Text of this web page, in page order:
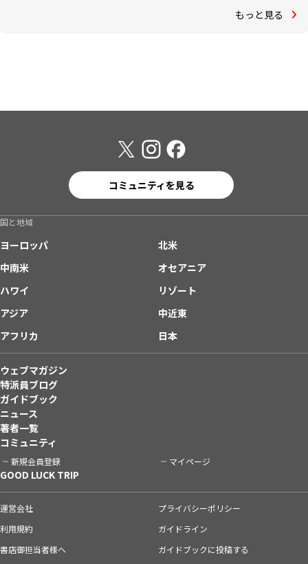
もっと見る
コミュニティを見る
国と地域
ヨーロッパ
北米
中南米
オセアニア
ハワイ
リゾート
アジア
中近東
アフリカ
日本
ウェブマガジン
特派員ブログ
ガイドブック
ニュース
著者一覧
コミュニティ
新規会員登録 マイページ
GOOD LUCK TRIP
運営会社
プライバシーポリシー
利用規約
ガイドライン
書店御担当者様へ
ガイドブックに投稿する